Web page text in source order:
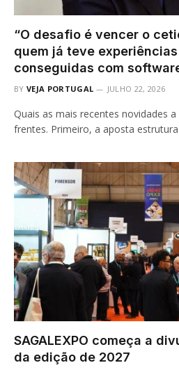
“O desafio é vencer o
quem já teve
conseguidas com
BY VEJA PORTUGAL JULHO 22, 2026
Quais as mais recentes novidades
frentes. Primeiro, a aposta
SAGALEXPO começa a
da edição de 2027